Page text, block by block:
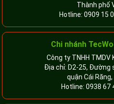
Thành phố
Hotline: 0909 15
Chi nhánh
Công ty TNHH TMDV
Địa chỉ: D2-25, Đường
quận Cái
Hotline: 0938 67